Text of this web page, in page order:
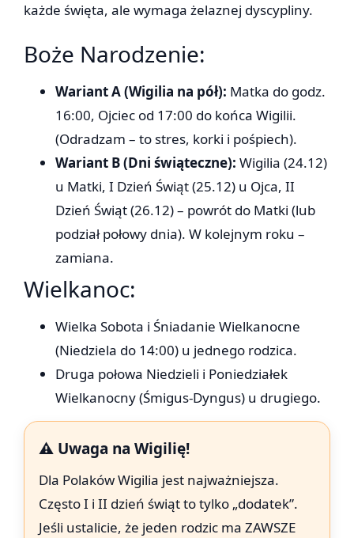
każde święta, ale wymaga żelaznej dyscypliny.
Boże Narodzenie:
Wariant A (Wigilia na pół): Matka do godz.
16:00, Ojciec od 17:00 do końca Wigilii.
(Odradzam – to stres, korki i pośpiech).
Wariant B (Dni świąteczne): Wigilia (24.12)
u Matki, I Dzień Świąt (25.12) u Ojca, II
Dzień Świąt (26.12) – powrót do Matki (lub
podział połowy dnia). W kolejnym roku –
zamiana.
Wielkanoc:
Wielka Sobota i Śniadanie Wielkanocne
(Niedziela do 14:00) u jednego rodzica.
Druga połowa Niedzieli i Poniedziałek
Wielkanocny (Śmigus-Dyngus) u drugiego.
⚠️ Uwaga na Wigilię!
Dla Polaków Wigilia jest najważniejsza.
Często I i II dzień świąt to tylko „dodatek”.
Jeśli ustalicie, że jeden rodzic ma ZAWSZE